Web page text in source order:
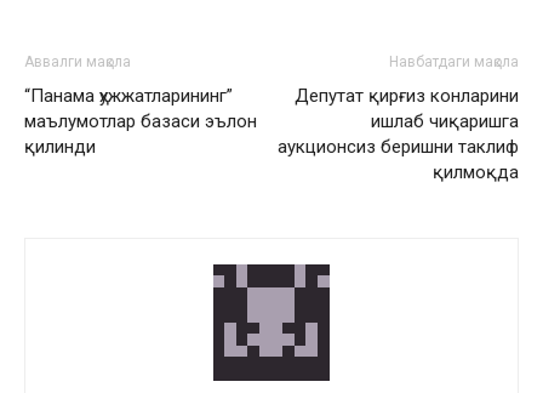
Аввалги мақола
“Панама ҳужжатларининг”
маълумотлар базаси эълон
қилинди
Навбатдаги мақола
Депутат қирғиз конларини
ишлаб чиқаришга
аукционсиз беришни таклиф
қилмоқда